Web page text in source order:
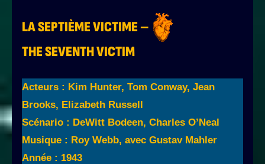
LA SEPTIÈME VICTIME–
THE SEVENTH VICTIM
Acteurs : Kim Hunter, Tom Conway, Jean
Brooks, Elizabeth Russell
Scénario : DeWitt Bodeen, Charles O’Neal
Musique : Roy Webb, avec Gustav Mahler
Année : 1943